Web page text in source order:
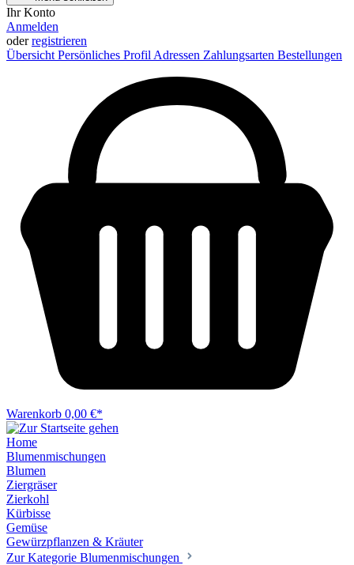
Ihr Konto
Anmelden
oderregistrieren
Übersicht Persönliches Profil Adressen Zahlungsarten Bestellungen
Warenkorb 0,00 €*
Home
Blumenmischungen
Blumen
Ziergräser
Zierkohl
Kürbisse
Gemüse
Gewürzpflanzen & Kräuter
Zur Kategorie Blumenmischungen